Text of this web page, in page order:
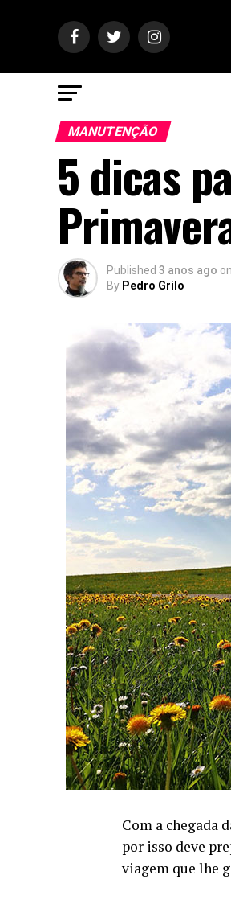
MANUTENÇÃO
5 dicas
Published 3 anos ago on
By Pedro Grilo
Com a chegada
por isso deve
viagem que lhe